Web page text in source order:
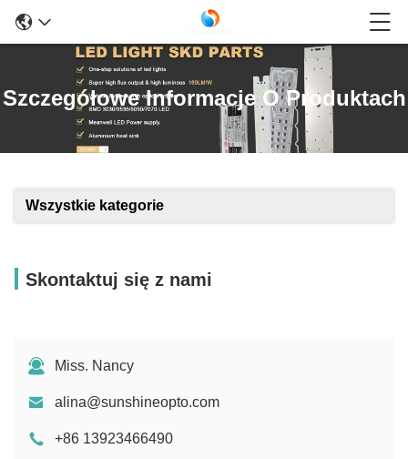
Szczegółowe Informacje O Produktach
Wszystkie kategorie
Skontaktuj się z nami
Miss. Nancy
alina@sunshineopto.com
+86 13923466490